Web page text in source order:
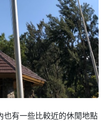
也有一些比較近的休閒地點